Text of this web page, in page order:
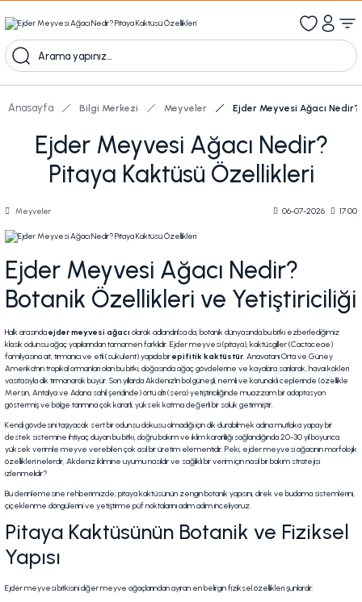
Kampanyalı Ürünleri Görüntüle
Anasayfa Bilgi Merkezi Meyveler Ejder Meyvesi Ağacı
Ejder Meyvesi Ağacı Nedir?
Pitaya Kaktüsü Özellikleri
Meyveler 06-07-2026 17:00
Ejder Meyvesi Ağacı Nedir?
Botanik Özellikleri ve Yetiştiriciliği
Halk arasındaejder meyvesi ağacı olarak adlandırılsa da, botanik dünyasında bu bitki ezberlediğimiz
klasik odunsu ağaç yapılarından tamamen farklıdır. Ejder meyvesi (pitaya), kaktüsgiller (Cactaceae)
familyasına ait, tırmanıcı ve etli (sukulent) yapıda birepifitik kaktüstür. Anavatanı Orta ve Güney
Amerika'nın tropikal ormanları olan bu bitki, doğasında ağaç gövdelerine ve kayalara sarılarak, havai kökleri
vasıtasıyla dik tırmanarak büyür. Son yıllarda Akdeniz'in bol güneşli, nemli ve korunaklı ceplerinde (özellikle
Mersin, Antalya ve Adana sahil şeridinde) örtü altı (sera) yetiştiriciliğinde muazzam bir adaptasyon
göstermiş ve bölge tarımına çok kararlı, yüksek katma değerli bir soluk getirmiştir.
Kendi gövdesini taşıyacak sert bir odunsu dokusu olmadığı için dik durabilmek adına mutlaka yapay bir
destek sistemine ihtiyaç duyan bu bitki, doğru bakım ve iklim kararlılığı sağlandığında 20-30 yıl boyunca
yüksek verimle meyve verebilen çok asil bir üretim elementidir. Peki, ejder meyvesi ağacının morfolojik
özellikleri nelerdir, Akdeniz iklimine uyumu nasıldır ve sağlıklı bir verim için nasıl bir bakım stratejisi
izlenmelidir?
Bu derinlemesine rehberimizde; pitaya kaktüsünün zengin botanik yapısını, direk ve budama sistemlerini,
çiçeklenme döngülerini ve yetiştirme püf noktalarını adım adım inceliyoruz.
Pitaya Kaktüsünün Botanik ve Fiziksel
Yapısı
Ejder meyvesi bitkisini diğer meyve ağaçlarından ayıran en belirgin fiziksel özellikleri şunlardır: